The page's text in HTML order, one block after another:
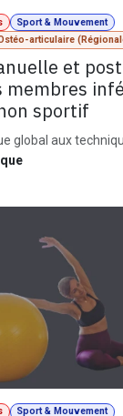
Sport & Mouvement
articulaire
et
membres
sportif
global aux
Sport & Mouvement